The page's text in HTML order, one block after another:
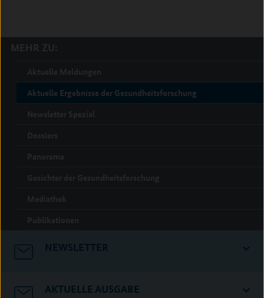
Aktuelle Ergebnisse der Gesundheitsforschung
NEWSLETTER
AKTUELLE AUSGABE